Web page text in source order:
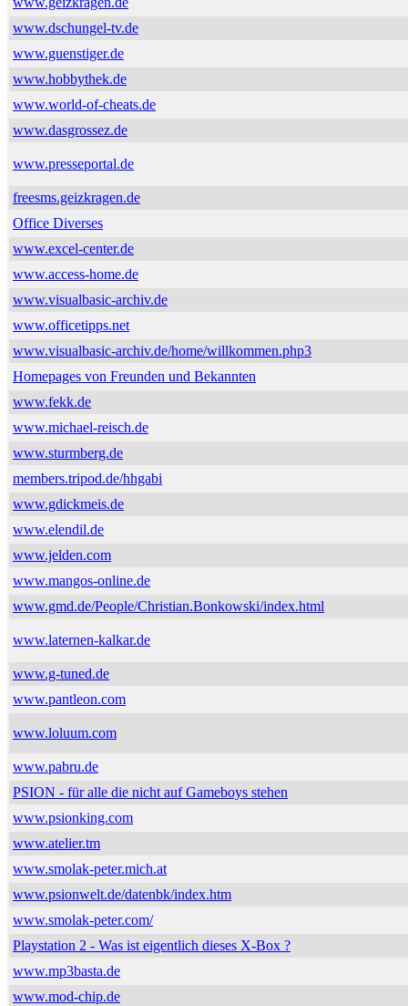
www.dschungel-tv.de
www.guenstiger.de
www.hobbythek.de
www.world-of-cheats.de
www.dasgrossez.de
www.presseportal.de
freesms.geizkragen.de
Office Diverses
www.excel-center.de
www.access-home.de
www.visualbasic-archiv.de
www.officetipps.net
www.visualbasic-archiv.de/home/willkommen.php3
Homepages von Freunden und Bekannten
www.fekk.de
www.michael-reisch.de
www.sturmberg.de
members.tripod.de/hhgabi
www.gdickmeis.de
www.elendil.de
www.jelden.com
www.mangos-online.de
www.gmd.de/People/Christian.Bonkowski/index.html
www.laternen-kalkar.de
www.g-tuned.de
www.pantleon.com
www.loluum.com
www.pabru.de
PSION - für alle die nicht auf Gameboys stehen
www.psionking.com
www.atelier.tm
www.smolak-peter.mich.at
www.psionwelt.de/datenbk/index.htm
www.smolak-peter.com/
Playstation 2 - Was ist eigentlich dieses X-Box ?
www.mp3basta.de
www.mod-chip.de